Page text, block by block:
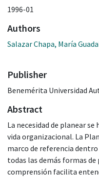
1996-01
Authors
Salazar Chapa, María
Publisher
Benemérita Universidad
Abstract
​La necesidad de planear
vida organizacional. La
marco de referencia
todas las demás formas de
comprensión facilita